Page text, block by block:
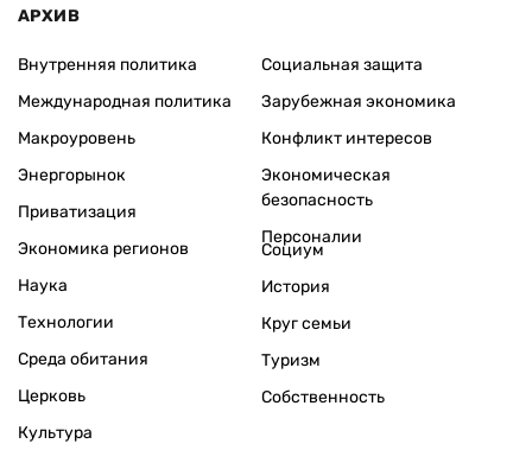
АРХИВ
Внутренняя политика
Международная политика
Макроуровень
Энергорынок
Приватизация
Экономика регионов
Социальная защита
Зарубежная экономика
Конфликт интересов
Экономическая
безопасность
Персоналии
Наука
Технологии
Среда обитания
Церковь
Культура
Социум
История
Круг семьи
Туризм
Собственность